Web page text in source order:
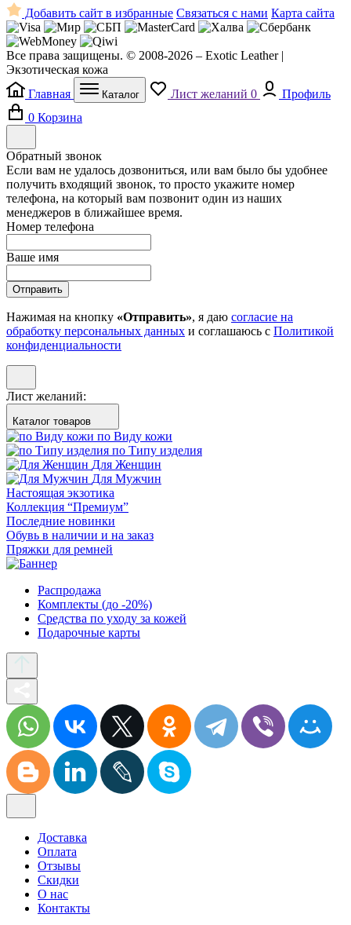
Добавить сайт в избранные Связаться с нами Карта сайта
Все права защищены. © 2008-2026 – Exotic Leather |
Экзотическая кожа
Главная
Каталог Лист желаний 0
Профиль
0 Корзина
Обратный звонок
Если вам не удалось дозвониться, или вам было бы удобнее
получить входящий звонок, то просто укажите номер
телефона, на который вам позвонит один из наших
менеджеров в ближайшее время.
Номер телефона
Ваше имя
Отправить
Нажимая на кнопку «Отправить», я даю согласие на
обработку персональных данных и соглашаюсь с Политикой
конфиденциальности
Лист желаний:
Каталог товаров
по Виду кожи
по Типу изделия
Для Женщин
Для Мужчин
Настоящая экзотика
Коллекция “Премиум”
Последние новинки
Обувь в наличии и на заказ
Пряжки для ремней
Распродажа
Комплекты (до -20%)
Средства по уходу за кожей
Подарочные карты
Доставка
Оплата
Отзывы
Скидки
О нас
Контакты